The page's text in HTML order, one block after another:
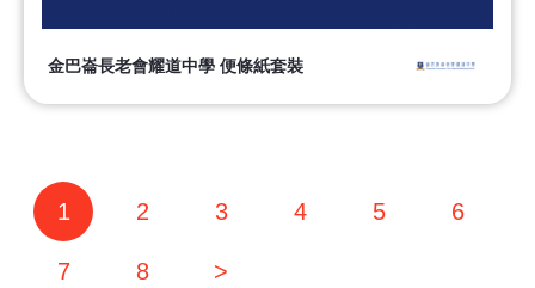
金巴崙長老會耀道中學 便條紙套裝
1 2 3 4 5 6
7 8 >